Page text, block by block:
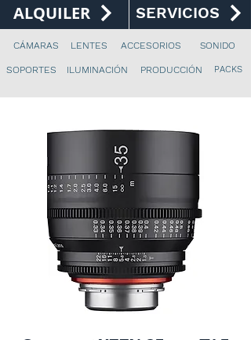
ALQUILER SERVICIOS
CÁMARAS
SOPORTES
LENTES ACCESORIOS SONIDO
ILUMINACIÓN PRODUCCIÓN PACKS